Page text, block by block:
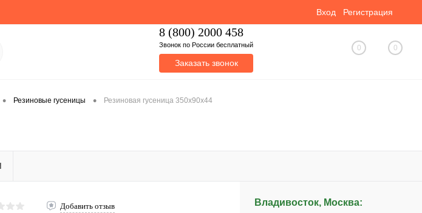
Вход Регистрация
8 (800) 2000 458
Звонок по России бесплатный
Заказать звонок
0 0
• Резиновые гусеницы • Резиновая гусеница 350x90x44
Добавить отзыв Владивосток, Москва: